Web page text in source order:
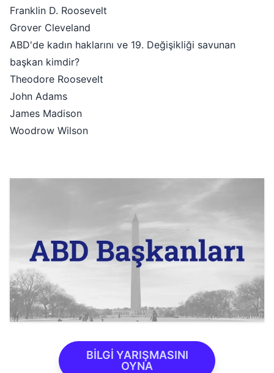
Franklin D. Roosevelt
Grover Cleveland
ABD'de kadın haklarını ve 19. Değişikliği savunan
başkan kimdir?
Theodore Roosevelt
John Adams
James Madison
Woodrow Wilson
BİLGİ YARIŞMASINI
OYNA